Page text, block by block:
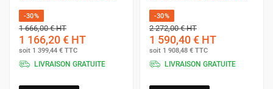
-30%
1 666,00 €HT
1 166,20 € HT
soit 1 399,44 € TTC
LIVRAISON GRATUITE
-30%
2 272,00 €HT
1 590,40 € HT
soit 1 908,48 € TTC
LIVRAISON GRATUITE